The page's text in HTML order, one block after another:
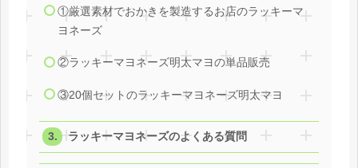
①厳選素材でおかきを製造するお店のラッキーマ
ヨネーズ
②ラッキーマヨネーズ明太マヨの単品販売
③20個セットのラッキーマヨネーズ明太マヨ
ラッキーマヨネーズのよくある質問